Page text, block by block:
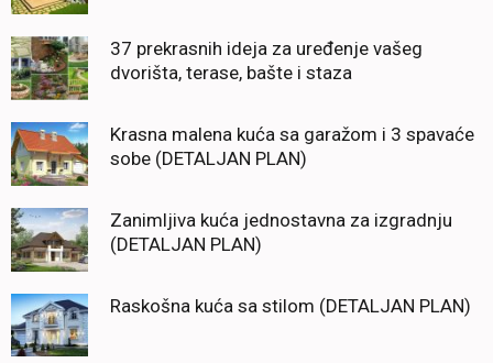
37 prekrasnih ideja za uređenje vašeg
dvorišta, terase, bašte i staza
Krasna malena kuća sa garažom i 3 spavaće
sobe (DETALJAN PLAN)
Zanimljiva kuća jednostavna za izgradnju
(DETALJAN PLAN)
Raskošna kuća sa stilom (DETALJAN PLAN)